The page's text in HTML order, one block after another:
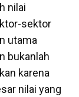
nilai
sektor
utama
bukanlah
karena
nilai yang